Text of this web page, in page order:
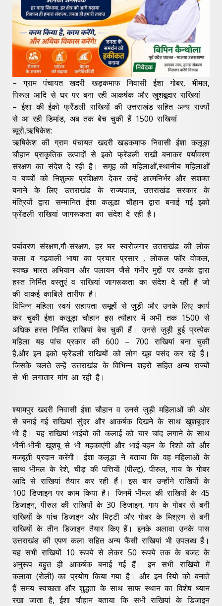
– ग्राम पंचायत खदरी खड़कमाफ निवासी ईशा गोबर, भीमल,
पिरूल आदि से घर पर बना रही आकर्षक और खुशबूदार राखियां
– ईशा की ईको फ्रैंडली राखियों की उत्तराखंड सहित अन्य राज्यों
से आ रही डिमांड, अब तक बेच चुकी हैं 1500 राखियां
ब्यूरो,ऋषिकेश:
ऋषिकेश की ग्राम पंचायत खदरी खडकमाफ निवासी ईशा कलूड़ा
चौहान प्राकृतिक उत्पादों से इको फ्रेंडली राखी बनाकर पर्यावरण
संरक्षण का संदेश दे रही है। समूह की महिलाओं,स्थानीय महिलाओं
व बच्चों को निशुल्क प्रशिक्षण देकर उन्हें आत्मनिर्भर और सशक्त
बनाने के लिए उत्तराखंड के राज्यपाल, उत्तराखंड सरकार के
मंत्रियों द्वारा सम्मानित ईशा कलूडा चौहान द्वारा बनाई गई इको
फ्रेंडली राखियां जागरूकता का संदेश दे रही है।
पर्यावरण संरक्षण,गौ-संरक्षण, हर घर स्वरोजगार उत्तराखंड की लोक
कला व गढ़वाली भाषा का प्रचार प्रसार , लोकल फॉर वोकल,
स्वच्छ भारत अभियान और पलायन जैसे गंभीर मुद्दों पर उनके द्वारा
हस्त निर्मित वस्तुएं व राखियां जागरूकता का संदेश दे रही है जो
की वाकई काबिले तारीफ है।
विभिन्न महिला स्वयं सहायता समूहों से जुड़ी और उनके लिए कार्य
कर चुकी ईशा कलूड़ा चौहान इस त्यौहार में अभी तक 1500 से
अधिक हस्त निर्मित राखियां बेच चुकी हैं। उनसे जुड़ी हुई प्रत्येक
महिला यह पांच प्रकार की 600 – 700 राखियां बना चुकी
है,और इन इको फ्रेंडली राखियों को लोग खूब पसंद कर रहे हैं।
जिसके चलते उन्हें उत्तराखंड के विभिन्न शहरों सहित अन्य राज्यों
से भी लगातार मांग आ रही है।
श्यामपुर खदरी निवासी ईशा चौहान व उनसे जुड़ी महिलाओं की ओर
से बनाई गई राखियां सुंदर और आकर्षक दिखने के साथ खुशबूदार
भी है। यह राखियां भाईयों की कलाई को चार चांद लगाने के साथ
भीनी-भीनी खुशबू से भी महकाएंगी और भाई-बहन के रिश्ते को और
मजबूती प्रदान करेंगी। ईशा कलूड़ा ने बताया कि वह महिलाओं के
साथ भीमल के रेशे, चीड़ की पत्तियाें (पील्टू), पीरुल, गाय के गोबर
आदि से राखियां तैयार कर रही हैं। इस बार उन्होंने राखियाें के
100 डिजाइन पर काम किया है। जिनमें भीमल की राखियों के 45
डिजाइन, पीरुल की राखियों के 30 डिजाइन, गाय के गोबर से बनी
राखियों के पांच डिजाइन और मिट्टी और गोबर के मिश्रण से बनी
राखियों के तीन डिजाइन तैयार किए हैं। इनके अलावा उनके पास
उत्तराखंड की एपण कला सहित अन्य फैंसी राखियां भी उपलब्ध हैं।
यह सभी राखियों 10 रूपये से लेकर 50 रूपये तक के बजट के
अनुरूप बहुत ही आकर्षक बनाई गई हैं। इन सभी राखिंयों में
कलावा (रोली) का प्रयोग किया गया है। और इन रियो को बनाते
हैं समय स्वच्छता और शुद्धता के साथ साफ स्थान का विशेष ध्यान
रखा जाता है, ईशा चौहान बताया कि सभी राखियां के डिजाइन